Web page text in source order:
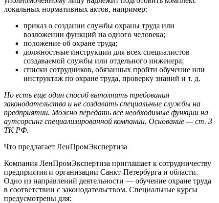
локальных нормативных актов, например:
приказ о создании службы охраны труда или
возложении функций на одного человека;
положение об охране труда;
должностные инструкции для всех специалистов
создаваемой службы или отдельного инженера;
списки сотрудников, обязанных пройти обучение или
инструктаж по охране труда, проверку знаний и т. д.
Но есть еще один способ выполнить требования
законодательства и не создавать специальные службы на
предприятии. Можно передать все необходимые функции на
аутсорсинг специализированной компании. Основание — ст. 3
ТК РФ.
Что предлагает ЛенПромЭкспертиза
Компания ЛенПромЭкспертиза приглашает к сотрудничеству
предприятия и организации Санкт-Петербурга и области.
Одно из направлений деятельности — обучение охране труда
в соответствии с законодательством. Специальные курсы
предусмотрены для: